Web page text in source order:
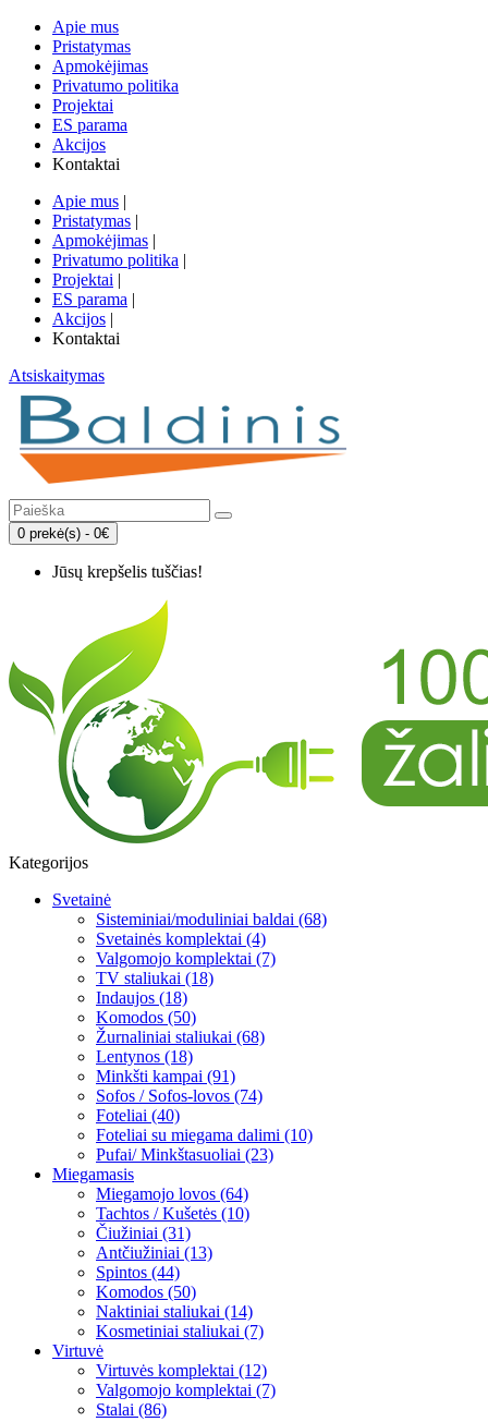
Apie mus
Pristatymas
Apmokėjimas
Privatumo politika
Projektai
ES parama
Akcijos
Kontaktai
Apie mus |
Pristatymas |
Apmokėjimas |
Privatumo politika |
Projektai |
ES parama |
Akcijos |
Kontaktai
Atsiskaitymas
0 prekė(s) - 0€
Jūsų krepšelis tuščias!
Kategorijos
Svetainė
Sisteminiai/moduliniai baldai (68)
Svetainės komplektai (4)
Valgomojo komplektai (7)
TV staliukai (18)
Indaujos (18)
Komodos (50)
Žurnaliniai staliukai (68)
Lentynos (18)
Minkšti kampai (91)
Sofos / Sofos-lovos (74)
Foteliai (40)
Foteliai su miegama dalimi (10)
Pufai/ Minkštasuoliai (23)
Miegamasis
Miegamojo lovos (64)
Tachtos / Kušetės (10)
Čiužiniai (31)
Antčiužiniai (13)
Spintos (44)
Komodos (50)
Naktiniai staliukai (14)
Kosmetiniai staliukai (7)
Virtuvė
Virtuvės komplektai (12)
Valgomojo komplektai (7)
Stalai (86)